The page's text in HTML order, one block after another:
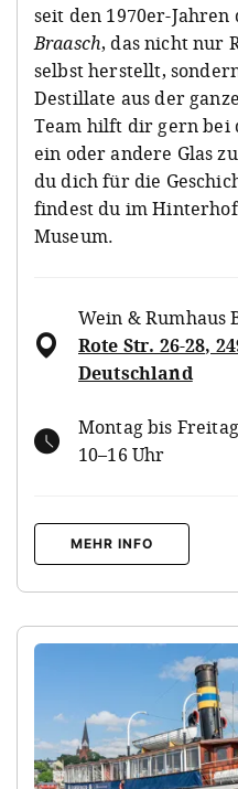
seit den 1970er-Jahren
Braasch, das nicht nur
selbst herstellt,
Destillate aus der
Team hilft dir gern bei
ein oder andere Glas
du dich für die
findest du im
Museum.
Wein & Rumhaus
Rote Str. 26-28,
Deutschland
Montag bis
10–16 Uhr
MEHR INFO